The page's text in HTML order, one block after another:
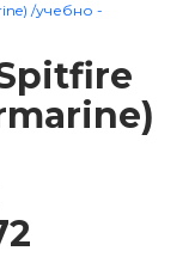
/учебно -